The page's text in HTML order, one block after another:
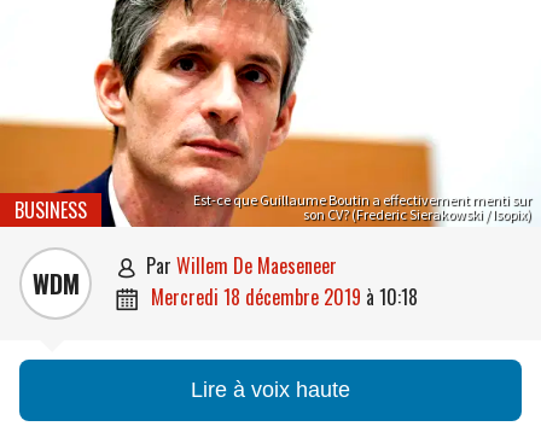
Est-ce que Guillaume Boutin a effectivement menti sur
son CV? (Frederic Sierakowski / Isopix)
BUSINESS
WDM  par Willem De Maeseneer
 mercredi 18 décembre 2019 à 10:18
Lire à voix haute